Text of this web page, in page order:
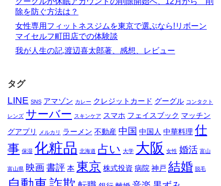
除を防ぐ方法は？
女性専用フィットネスジムを東京で選ぶなら!リボーン
マイセルフ町田店での体験談
我が人生の記,渡辺喜太郎著、感想、レビュー
タグ
LINE SNS アマゾン カレー クレジットカード グーグル コンタクト
レンズ サーバー スキンケア スマホ フェイスブック マッチン
グアプリ
メルカリ ラーメン 不動産 中国 中国人 中華料理 仕
事 保湿 化粧品 北海道 占い 大学 大阪 女性 婚活 富山
富山県 映画書評 本 東京 株式投資 病院 神戸 結婚 脱毛